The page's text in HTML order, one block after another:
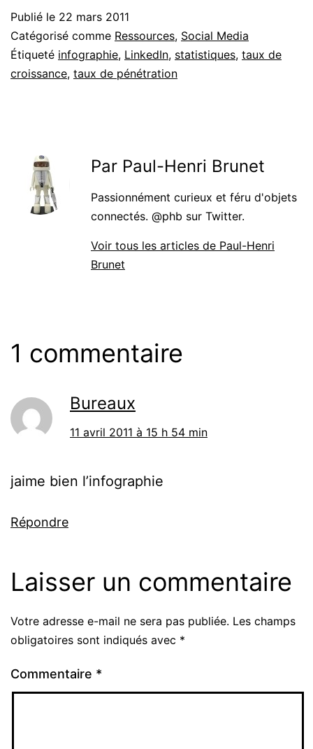
Publié le 22 mars 2011
Catégorisé comme Ressources, Social Media
Étiqueté infographie, LinkedIn, statistiques, taux de
croissance, taux de pénétration
Par Paul-Henri Brunet
Passionnément curieux et féru d'objets
connectés. @phb sur Twitter.
Voir tous les articles de Paul-Henri
Brunet
1 commentaire
Bureaux
11 avril 2011 à 15 h 54 min
jaime bien l’infographie
Répondre
Laisser un commentaire
Votre adresse e-mail ne sera pas publiée. Les champs
obligatoires sont indiqués avec *
Commentaire *